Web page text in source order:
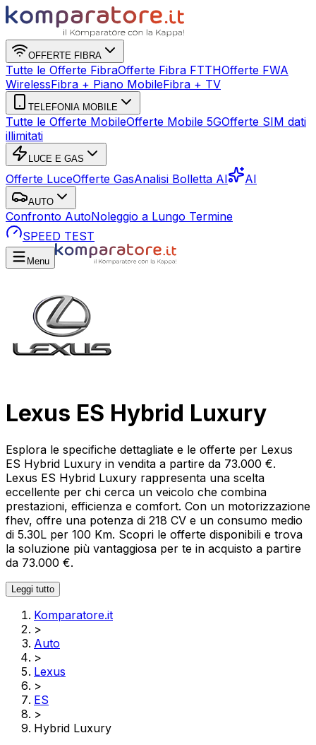
OFFERTE FIBRA
Tutte le Offerte FibraOfferte Fibra FTTHOfferte FWA
WirelessFibra + Piano MobileFibra + TV
TELEFONIA MOBILE
Tutte le Offerte MobileOfferte Mobile 5GOfferte SIM dati
illimitati
LUCE E GAS
Offerte LuceOfferte GasAnalisi Bolletta AI AI
AUTO
Confronto AutoNoleggio a Lungo Termine
SPEED TEST
Menu
Lexus ES Hybrid Luxury
Esplora le specifiche dettagliate e le offerte per Lexus
ES Hybrid Luxury in vendita a partire da 73.000 €.
Lexus ES Hybrid Luxury rappresenta una scelta
eccellente per chi cerca un veicolo che combina
prestazioni, efficienza e comfort. Con un motorizzazione
fhev, offre una potenza di 218 CV e un consumo medio
di 5.30L per 100 Km. Scopri le offerte disponibili e trova
la soluzione più vantaggiosa per te in acquisto a partire
da 73.000 €.
Leggi tutto
Komparatore.it
>
Auto
>
Lexus
>
ES
>
Hybrid Luxury